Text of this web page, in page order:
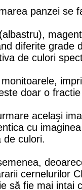
panzei se
diferite grade
de culori
doar o
acelaşi
cu
de culori.
cernelurilor
să fie mai intai